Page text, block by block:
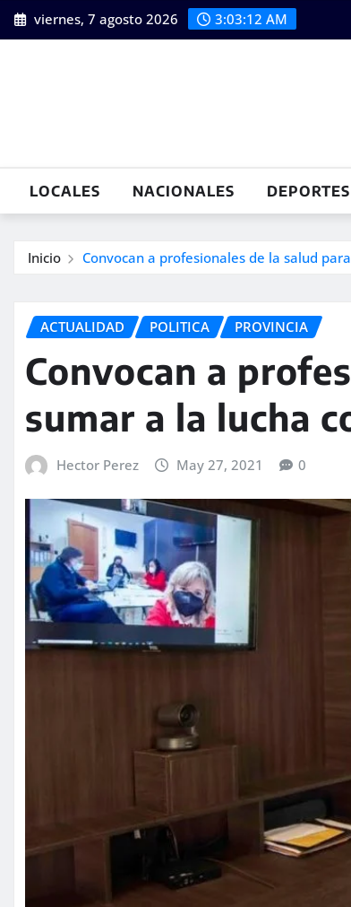
Saltar
al
viernes, 7 agosto 2026 3:03:13 AM
LOCALES NACIONALES DEPORTES
Inicio Convocan a profesionales de la salud
ACTUALIDAD POLITICA PROVINCIA
Convocan a
sumar a la lucha
Hector Perez May 27, 2021 0